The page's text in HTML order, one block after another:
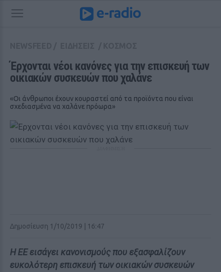
Έρχονται νέοι κανόνες για την επισκευή των
οικιακών συσκευών που χαλάνε
«Οι άνθρωποι έχουν κουραστεί από τα προϊόντα που είναι
σχεδιασμένα να χαλάνε πρόωρα»
Δημοσίευση 1/10/2019 | 16:47
Η ΕΕ εισάγει κανονισμούς που εξασφαλίζουν
ευκολότερη επισκευή των οικιακών συσκευών